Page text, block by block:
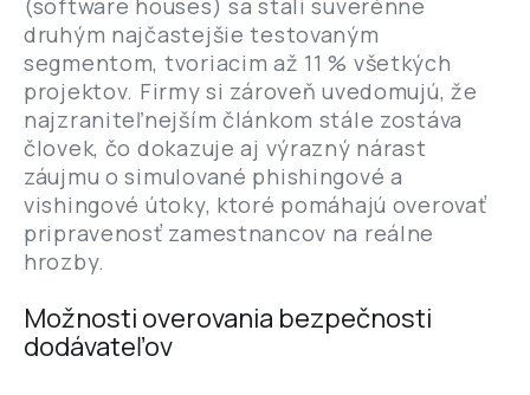
(software houses) sa stali suverénne
druhým najčastejšie testovaným
segmentom, tvoriacim až 11 % všetkých
projektov. Firmy si zároveň uvedomujú, že
najzraniteľnejším článkom stále zostáva
človek, čo dokazuje aj výrazný nárast
záujmu o simulované phishingové a
vishingové útoky, ktoré pomáhajú overovať
pripravenosť zamestnancov na reálne
hrozby.
Možnosti overovania bezpečnosti
dodávateľov